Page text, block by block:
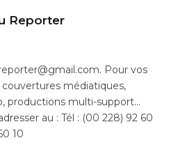
Reporter
Pour vos
médiatiques,
productions multi-support…
au : Tél : (00 228) 92 60
10